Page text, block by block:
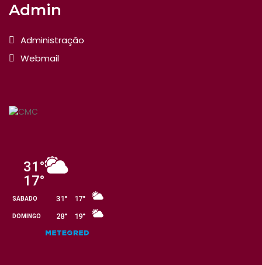
Admin
Administração
Webmail